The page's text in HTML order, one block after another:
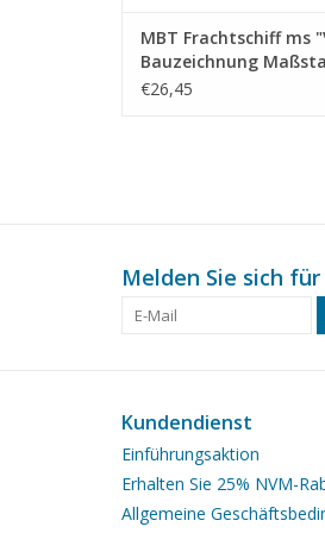
MBT Frachtschiff ms
Bauzeichnung
(10.10.022)
€26,45
Melden Sie sich
Kundendienst
Einführungsaktion
Erhalten Sie 25% NVM-
Allgemeine